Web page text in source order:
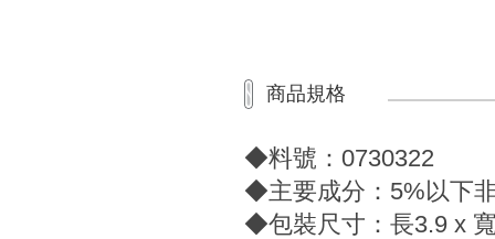
商品規格
◆料號：0730322
◆主要成分：5%以下
◆包裝尺寸：長3.9 x